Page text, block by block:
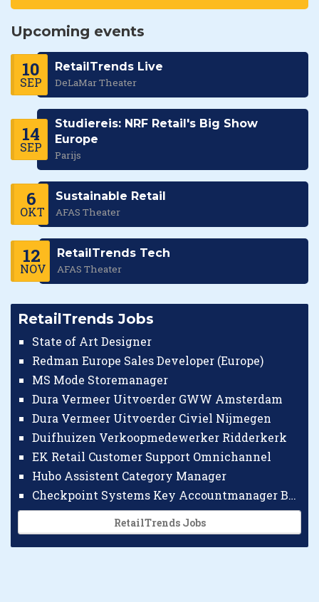
Upcoming events
10
SEP
RetailTrends Live
DeLaMar Theater
14
SEP
Studiereis: NRF Retail's Big Show
Europe
Parijs
6
OKT
Sustainable Retail
AFAS Theater
12
NOV
RetailTrends Tech
AFAS Theater
RetailTrends Jobs
State of Art Designer
Redman Europe Sales Developer (Europe)
MS Mode Storemanager
Dura Vermeer Uitvoerder GWW Amsterdam
Dura Vermeer Uitvoerder Civiel Nijmegen
Duifhuizen Verkoopmedewerker Ridderkerk
EK Retail Customer Support Omnichannel
Hubo Assistent Category Manager
Checkpoint Systems Key Accountmanager Benelux
RetailTrends Jobs